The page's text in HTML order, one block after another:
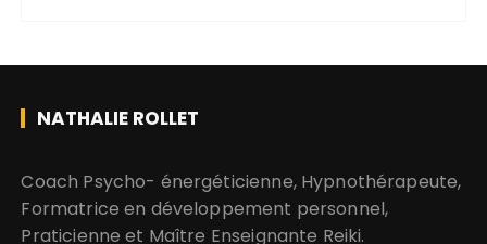
NATHALIE ROLLET
​​​​​​​Coach Psycho- énergéticienne, Hypnothérapeute,
Formatrice en développement personnel,
Praticienne et Maître Enseignante Reiki.